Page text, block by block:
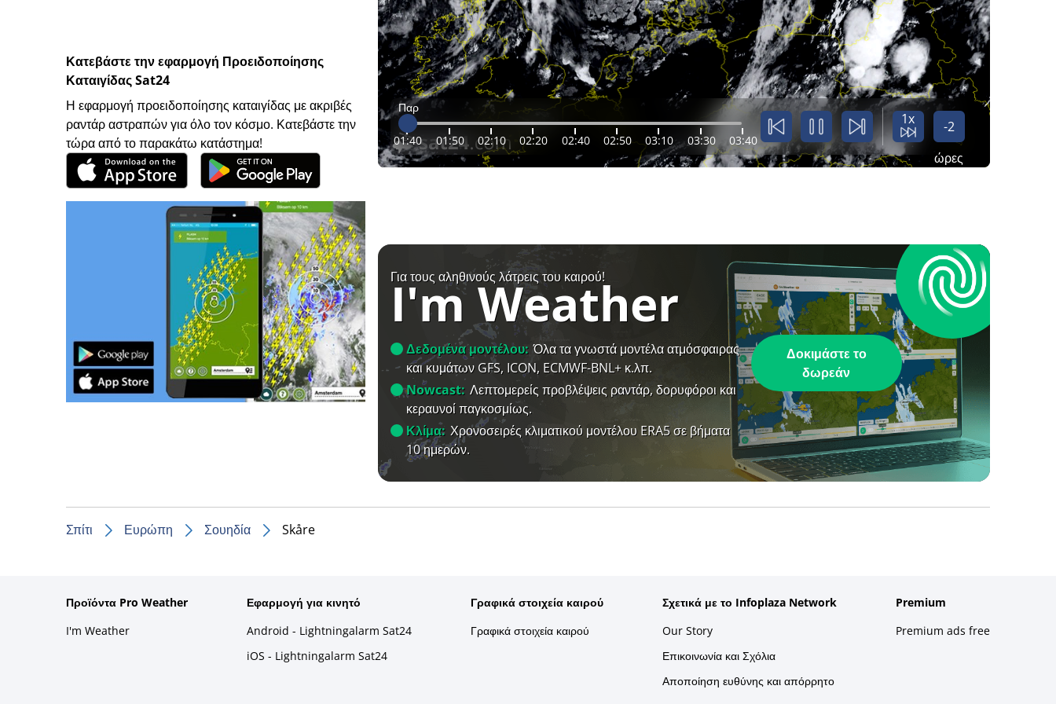
Κατεβάστε την εφαρμογή Προειδοποίησης
Καταιγίδας Sat24
Η εφαρμογή προειδοποίησης καταιγίδας με ακριβές
ραντάρ αστραπών για όλο τον κόσμο. Κατεβάστε την
τώρα από το παρακάτω κατάστημα!
Παρ
01:40 01:50 02:10 02:20 02:40 02:50 03:10 03:30 03:40
1x
-2
ώρες
Για τους αληθινούς λάτρεις του καιρού!
I'm Weather
Δεδομένα μοντέλου: Όλα τα γνωστά μοντέλα ατμόσφαιρας
και κυμάτων GFS, ICON, ECMWF-BNL+ κ.λπ.
Nowcast: Λεπτομερείς προβλέψεις ραντάρ, δορυφόροι και
κεραυνοί παγκοσμίως.
Κλίμα: Χρονοσειρές κλιματικού μοντέλου ERA5 σε βήματα
10 ημερών.
Δοκιμάστε το
δωρεάν
Σπίτι Ευρώπη Σουηδία Skåre
Προϊόντα Pro Weather
I'm Weather
Εφαρμογή για κινητό
Android - Lightningalarm Sat24
iOS - Lightningalarm Sat24
Γραφικά στοιχεία καιρού
Γραφικά στοιχεία καιρού
Σχετικά με το Infoplaza Network
Our Story
Επικοινωνία και Σχόλια
Αποποίηση ευθύνης και απόρρητο
Premium
Premium ads free